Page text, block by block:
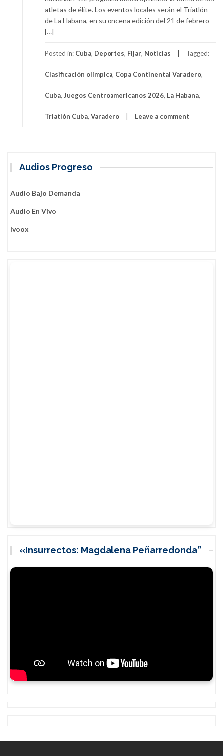
atletas de élite. Los eventos locales serán el Triatlón
de La Habana, en su oncena edición del 21 de febrero
[…]
Posted in: Cuba, Deportes, Fijar, Noticias Tagged:
Clasificación olímpica, Copa Continental Varadero,
Cuba, Juegos Centroamericanos 2026, La Habana,
Triatlón Cuba, Varadero Leave a comment
Audios Progreso
Audio Bajo Demanda
Audio En Vivo
Ivoox
«Insurrectos: Magdalena Peñarredonda”